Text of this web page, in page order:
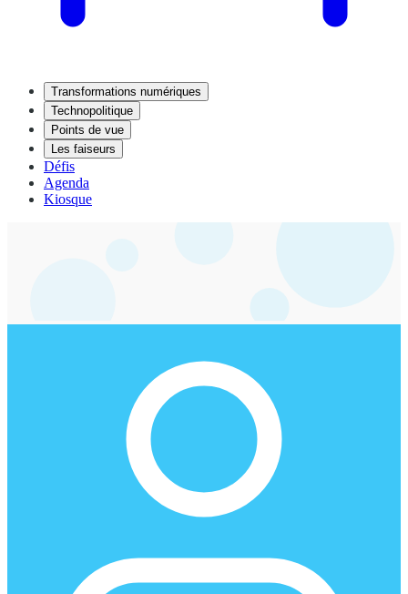
Transformations numériques
Technopolitique
Points de vue
Les faiseurs
Défis
Agenda
Kiosque